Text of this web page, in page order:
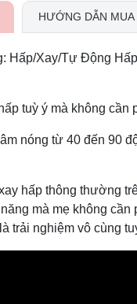
HƯỚNG DẪN MUA
Hấp/Xay/Tự Động
tuỳ ý mà không
nóng từ 40 đến 90
hấp thông thường
mà mẹ không
trải nghiệm vô cùng